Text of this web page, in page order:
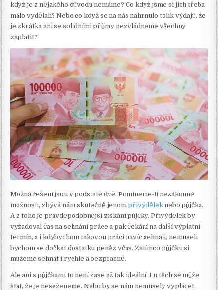
když je z nějakého důvodu nemáme? Co když jsme si jich třeba
málo vydělali? Nebo co když se na nás nahrnulo tolik výdajů, že
je zkrátka ani se solidními příjmy nezvládneme všechny
zaplatit?
Možná řešení jsou v podstatě dvě. Pomineme-li nezákonné
možnosti, zbývá nám skutečně jenom přivýdělek nebo půjčka.
A z toho je pravděpodobnější získání půjčky. Přivýdělek by
vyžadoval čas na sehnání práce a pak čekání na další výplatní
termín, a i kdybychom takovou práci navíc sehnali, nemuseli
bychom se dočkat dostatku peněz včas. Zatímco půjčku si
můžeme sehnat i rychle a bezpracně.
Ale ani s půjčkami to není zase až tak ideální. I u těch se může
stát, že je neseženeme. Nebo by se nám nemusely vyplácet.